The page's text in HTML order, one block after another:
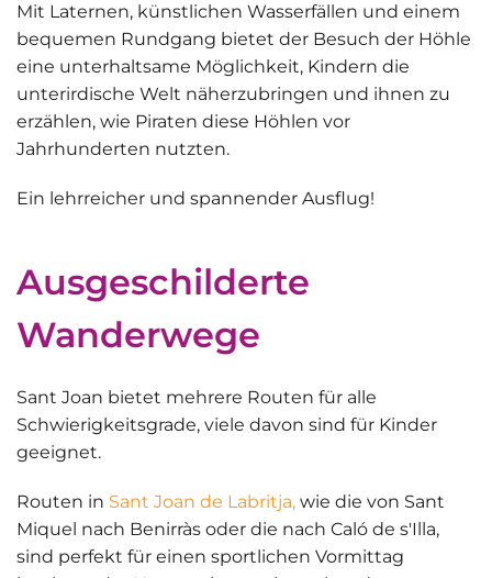
Mit Laternen, künstlichen Wasserfällen und einem
bequemen Rundgang bietet der Besuch der Höhle
eine unterhaltsame Möglichkeit, Kindern die
unterirdische Welt näherzubringen und ihnen zu
erzählen, wie Piraten diese Höhlen vor
Jahrhunderten nutzten.
Ein lehrreicher und spannender Ausflug!
Ausgeschilderte
Wanderwege
Sant Joan bietet mehrere Routen für alle
Schwierigkeitsgrade, viele davon sind für Kinder
geeignet.
Routen in Sant Joan de Labritja, wie die von Sant
Miquel nach Benirràs oder die nach Caló de s'Illa,
sind perfekt für einen sportlichen Vormittag